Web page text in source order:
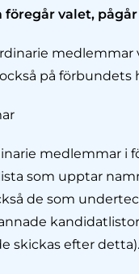
valet,
på förbundets
medlemmar
som upptar
de som
skickas efter detta).